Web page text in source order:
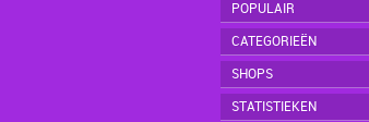
POPULAIR
CATEGORIEËN
SHOPS
STATISTIEKEN